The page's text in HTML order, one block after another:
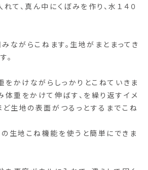
て、真ん中にくぼみを作り、水１４０
ながらこねます。生地がまとまってき
。
かけながらしっかりとこねていきま
体重をかけて伸ばす、を繰り返すイメ
ど生地の表面がつるっとするまでこね
生地こね機能を使うと簡単にできま